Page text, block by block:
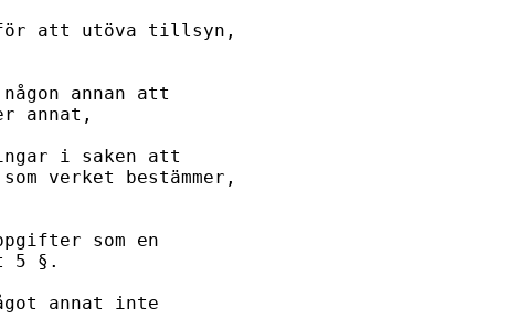
för att utöva tillsyn,
annan att
annat,
i saken att
verket bestämmer,
som en
5 §.
annat inte